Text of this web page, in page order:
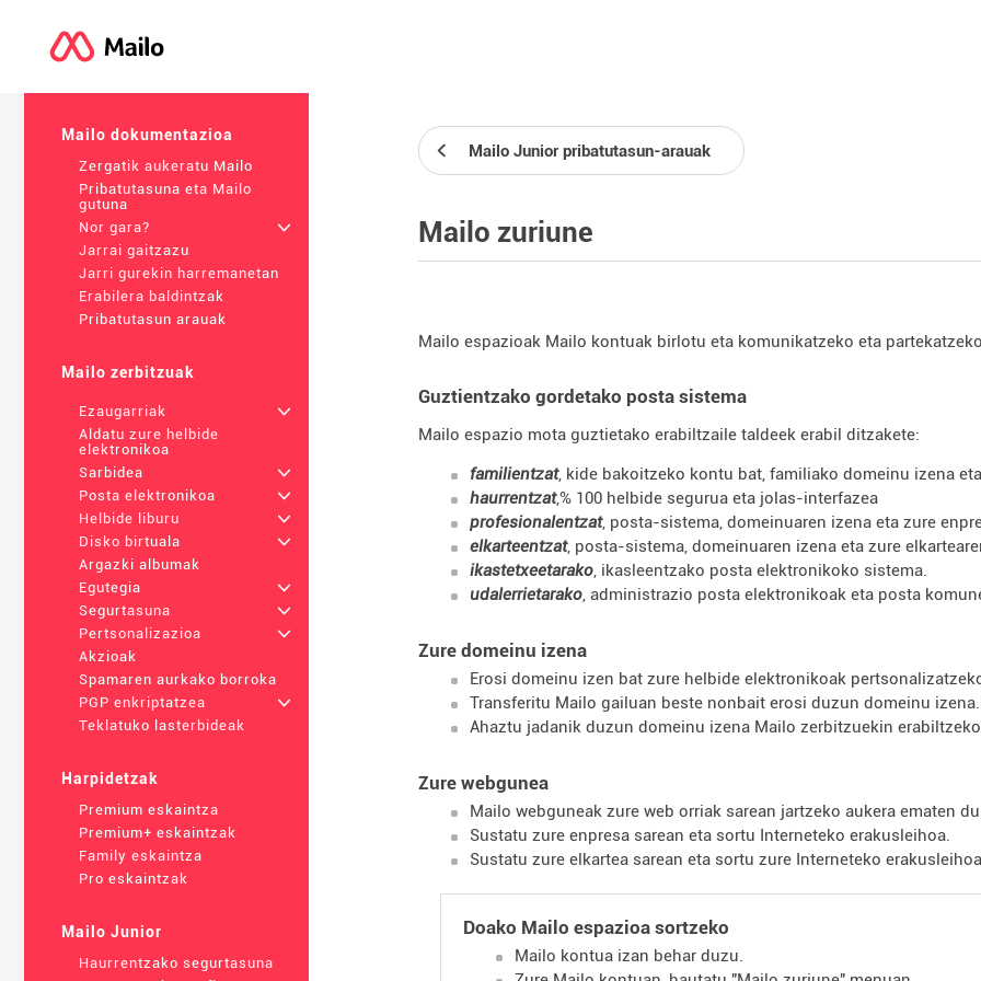
Mailo dokumentazioa
Zergatik aukeratu Mailo
Pribatutasuna eta Mailo
gutuna
Nor gara?
+
Jarrai gaitzazu
Jarri gurekin harremanetan
Erabilera baldintzak
Pribatutasun arauak
Mailo zerbitzuak
Ezaugarriak
+
Aldatu zure helbide
elektronikoa
Sarbidea
+
Posta elektronikoa
+
Helbide liburu
+
Disko birtuala
+
Argazki albumak
Egutegia
+
Segurtasuna
+
Pertsonalizazioa
+
Akzioak
Spamaren aurkako borroka
PGP enkriptatzea
+
Teklatuko lasterbideak
Harpidetzak
Premium eskaintza
Premium+ eskaintzak
Family eskaintza
Pro eskaintzak
Mailo Junior
Haurrentzako segurtasuna
Mailo Junior pribatutasun-arauak
Mailo zuriune
Mailo espazioak Mailo kontuak birlotu eta komunikatzeko eta
Guztientzako gordetako posta sistema
Mailo espazio mota guztietako erabiltzaile taldeek erabil ditzakete:
familientzat, kide bakoitzeko kontu bat, familiako domeinu izena
haurrentzat,% 100 helbide segurua eta jolas-interfazea
profesionalentzat, posta-sistema, domeinuaren izena eta zure
elkarteentzat, posta-sistema, domeinuaren izena eta zure
ikastetxeetarako, ikasleentzako posta elektronikoko sistema.
udalerrietarako, administrazio posta elektronikoak eta posta
Zure domeinu izena
Erosi domeinu izen bat zure helbide elektronikoak
Transferitu Mailo gailuan beste nonbait erosi duzun domeinu izena.
Ahaztu jadanik duzun domeinu izena Mailo zerbitzuekin
Zure webgunea
Mailo webguneak zure web orriak sarean jartzeko aukera ematen
Sustatu zure enpresa sarean eta sortu Interneteko erakusleihoa.
Sustatu zure elkartea sarean eta sortu zure Interneteko
Doako Mailo espazioa sortzeko
Mailo kontua izan behar duzu.